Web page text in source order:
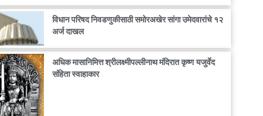
विधान परिषद निवडणुकीसाठी समोरअखेर सांगा उमेदवारांचे १२
अर्ज दाखल
अधिक मासानिमित्त श्रीलक्ष्मीपल्लीनाथ मंदिरात कृष्ण यजुर्वेद
संहिता स्वाहाकार